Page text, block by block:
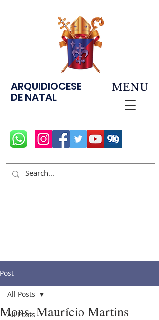
ARQUIDIOCESE
DE NATAL
MENU
Post
All Posts
All Posts
Mons. Maurício Martins